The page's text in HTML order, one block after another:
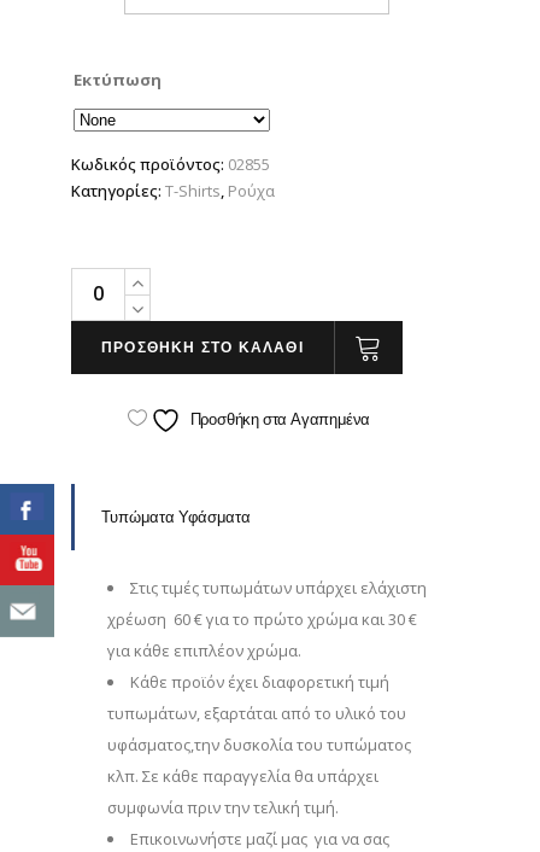
Εκτύπωση
Κωδικός προϊόντος: 02855
Κατηγορίες: T-Shirts Ρούχα
MARTIN
quantity
ΠΡΟΣΘΗΚΗ ΣΤΟ ΚΑΛΑΘΙ
Προσθήκη στα Αγαπημένα
Τυπώματα Υφάσματα
Στις τιμές τυπωμάτων υπάρχει ελάχιστη
χρέωση 60 € για το πρώτο χρώμα και 30 €
για κάθε επιπλέον χρώμα.
Κάθε προϊόν έχει διαφορετική τιμή
τυπωμάτων, εξαρτάται από το υλικό του
υφάσματος,την δυσκολία του τυπώματος
κλπ. Σε κάθε παραγγελία θα υπάρχει
συμφωνία πριν την τελική τιμή.
Επικοινωνήστε μαζί μας για να σας